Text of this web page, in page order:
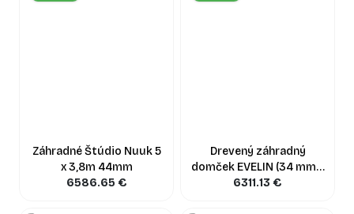
prevedeniach.
Premeňte svoju záhradu na miesto, kde produktivita rastie
Záhradné Štúdio Nuuk 5
x 3,8m 44mm
6586.65 €
Drevený záhradný
domček EVELIN (34 mm +
obklad), 4x3 m, 12 m²
6311.13 €